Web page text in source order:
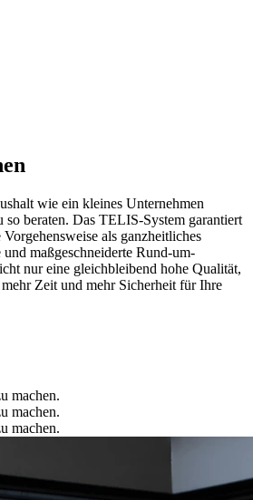
wie ein kleines Unternehmen
so beraten. Das TELIS-System garantiert
als ganzheitliches
maßgeschneiderte Rund-um-
nur eine gleichbleibend hohe Qualität,
Zeit und mehr Sicherheit für Ihre
machen.
machen.
machen.